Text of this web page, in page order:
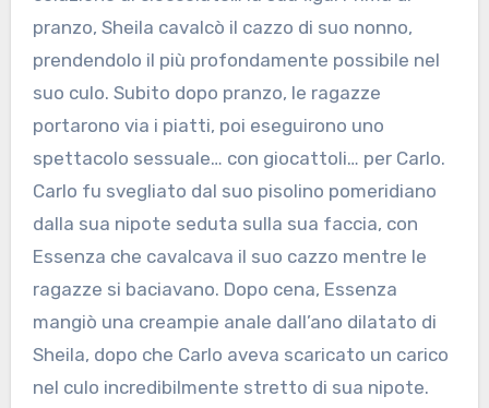
pranzo, Sheila cavalcò il cazzo di suo nonno,
prendendolo il più profondamente possibile nel
suo culo. Subito dopo pranzo, le ragazze
portarono via i piatti, poi eseguirono uno
spettacolo sessuale… con giocattoli… per Carlo.
Carlo fu svegliato dal suo pisolino pomeridiano
dalla sua nipote seduta sulla sua faccia, con
Essenza che cavalcava il suo cazzo mentre le
ragazze si baciavano. Dopo cena, Essenza
mangiò una creampie anale dall’ano dilatato di
Sheila, dopo che Carlo aveva scaricato un carico
nel culo incredibilmente stretto di sua nipote.